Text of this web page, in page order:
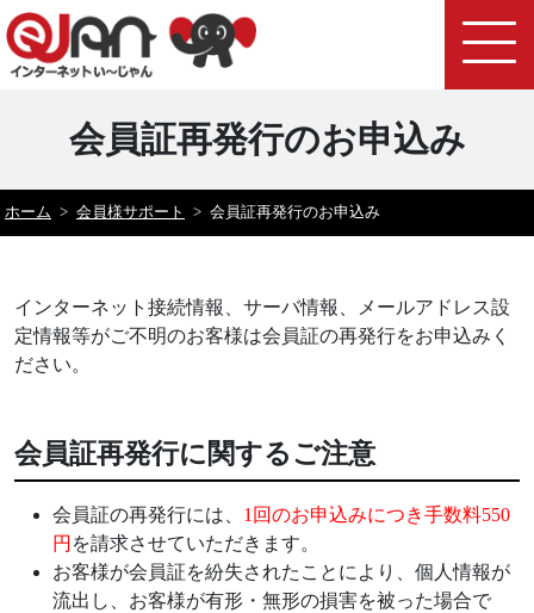
会員証再発行のお申込み
ホーム > 会員様サポート > 会員証再発行のお申込み
インターネット接続情報、サーバ情報、メールアドレス設
定情報等がご不明のお客様は会員証の再発行をお申込みく
ださい。
会員証再発行に関するご注意
会員証の再発行には、 1回のお申込みにつき手数料550
円 を請求させていただきます。
お客様が会員証を紛失されたことにより、個人情報が
流出し、お客様が有形・無形の損害を被った場合で